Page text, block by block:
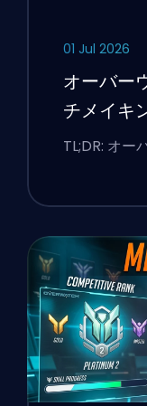
01 Jul 2026
オーバー
チメイキ
修正する
TL;DR: オ